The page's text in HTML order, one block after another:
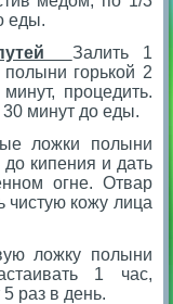
еды.
Залить 1
горькой 2
процедить.
30 минут до еды.
ложки полыни
кипения и дать
огне. Отвар
чистую кожу лица
ложку полыни
1 час,
раз в день.